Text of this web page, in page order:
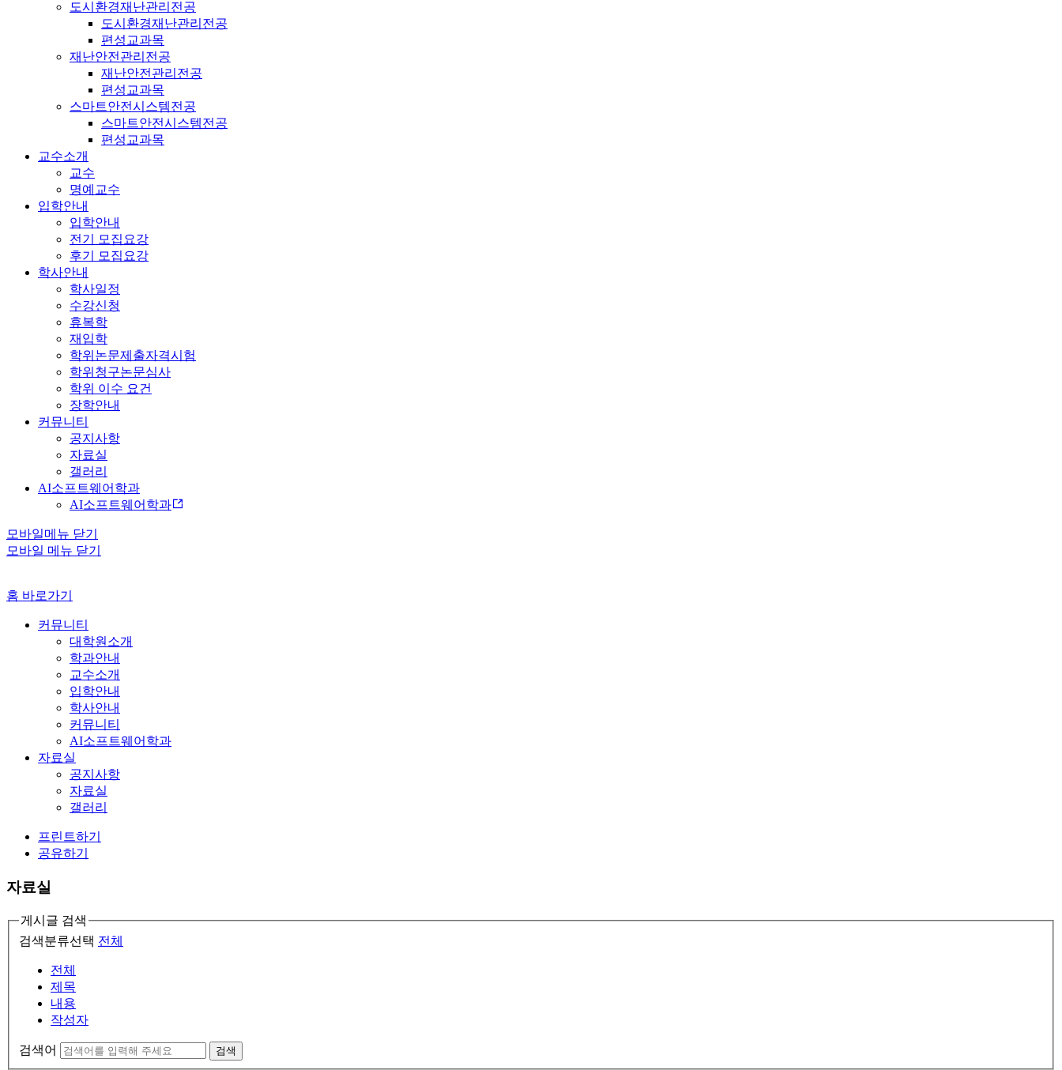
도시환경재난관리전공
도시환경재난관리전공
편성교과목
재난안전관리전공
재난안전관리전공
편성교과목
스마트안전시스템전공
스마트안전시스템전공
편성교과목
교수소개
교수
명예교수
입학안내
입학안내
전기 모집요강
후기 모집요강
학사안내
학사일정
수강신청
휴복학
재입학
학위논문제출자격시험
학위청구논문심사
학위 이수 요건
장학안내
커뮤니티
공지사항
자료실
갤러리
AI소프트웨어학과
AI소프트웨어학과
모바일메뉴 닫기
모바일 메뉴 닫기
홈 바로가기
커뮤니티
대학원소개
학과안내
교수소개
입학안내
학사안내
커뮤니티
AI소프트웨어학과
자료실
공지사항
자료실
갤러리
프린트하기
공유하기
자료실
게시글 검색
검색분류선택 전체
전체
제목
내용
작성자
검색어 검색